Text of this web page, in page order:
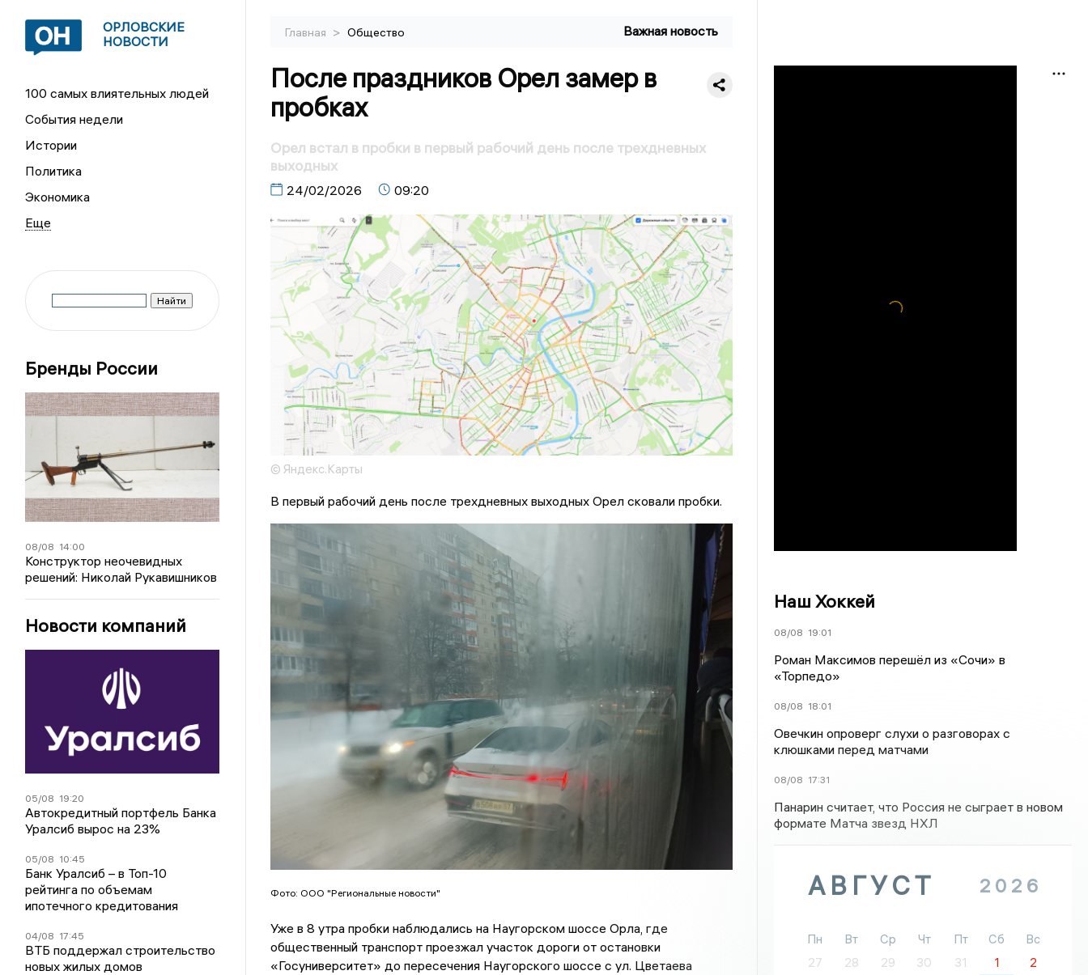
ОРЛОВСКИЕ
НОВОСТИ
100 самых влиятельных людей
События недели
Истории
Политика
Экономика
Бренды России
08/08 14:00
Конструктор неочевидных
решений: Николай Рукавишников
Новости компаний
05/08 19:20
Автокредитный портфель Банка
Уралсиб вырос на 23%
05/08 10:45
Банк Уралсиб – в Топ-10
рейтинга по объемам
ипотечного кредитования
04/08 17:45
ВТБ поддержал строительство
новых жилых домов
Главная > Общество Важная новость
После праздников Орел замер в
пробках
Орел встал в пробки в первый рабочий день после трехдневных
выходных
24/02/2026 09:20
© Яндекс.Карты
В первый рабочий день после трехдневных выходных Орел сковали пробки.
Фото: ООО "Региональные новости"
Уже в 8 утра пробки наблюдались на Наугорском шоссе Орла, где
общественный транспорт проезжал участок дороги от остановки
«Госуниверситет» до пересечения Наугорского шоссе с ул. Цветаева
Наш Хоккей
08/08 19:01
Роман Максимов перешёл из «Сочи» в
«Торпедо»
08/08 18:01
Овечкин опроверг слухи о разговорах с
клюшками перед матчами
08/08 17:31
Панарин считает, что Россия не сыграет в новом
формате Матча звезд НХЛ
АВГУСТ 2026
Пн Вт Ср Чт Пт Сб
Вс
27
28 29 30 31 1
2